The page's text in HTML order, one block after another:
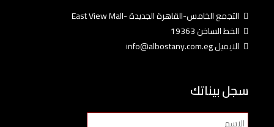
التجمع الخامس-القاهرة الجديدة -East View Mall
الخط الساخن 19363
الايميل info@albostany.com.eg
سجل بيناتك